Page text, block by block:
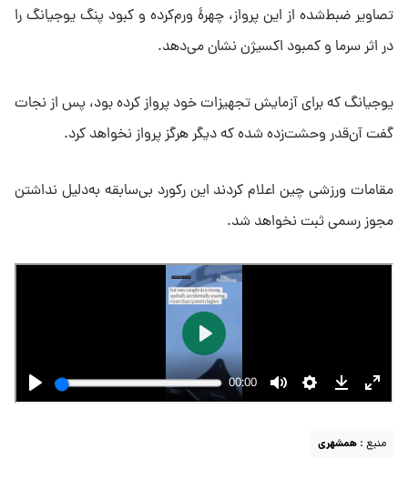
تصاویر ضبط‌شده از این پرواز، چهرۀ ورم‌کرده و کبود پنگ یوجیانگ را
در اثر سرما و کمبود اکسیژن نشان می‌دهد.
یوجیانگ که برای آزمایش تجهیزات خود پرواز کرده بود، پس از نجات
گفت آن‌قدر وحشت‌زده شده که دیگر هرگز پرواز نخواهد کرد.
مقامات ورزشی چین اعلام کردند این رکورد بی‌سابقه به‌دلیل نداشتن
مجوز رسمی ثبت نخواهد شد.
منبع : همشهری